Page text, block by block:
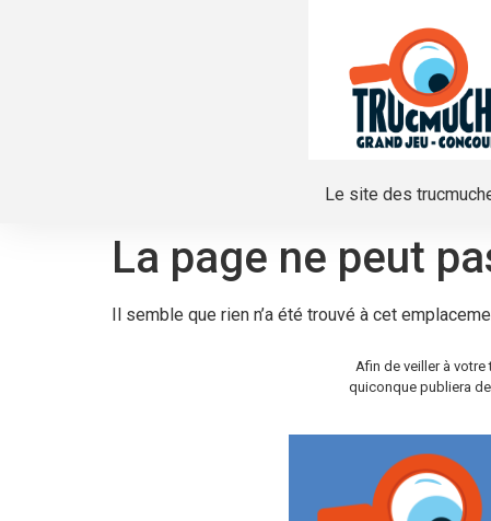
Le site des
La page ne peut
Il semble que rien n’a été trouvé à cet
Afin de veiller à
quiconque publiera